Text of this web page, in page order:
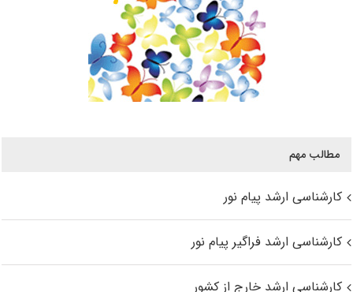
مطالب مهم
کارشناسی ارشد پیام نور
کارشناسی ارشد فراگیر پیام نور
کارشناسی ارشد خارج از کشور